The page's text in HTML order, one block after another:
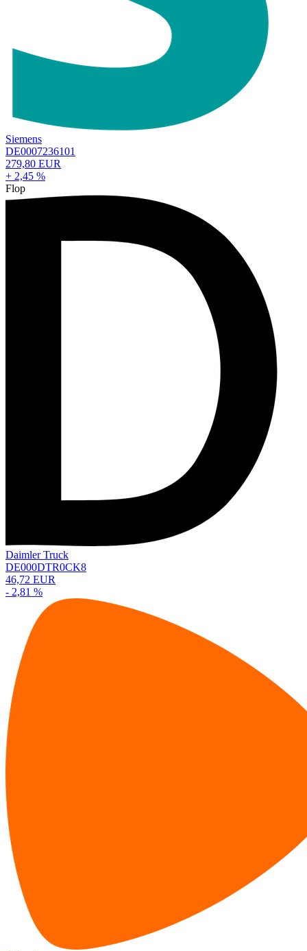
Siemens
DE0007236101
279,80 EUR
+ 2,45 %
Flop
Daimler Truck
DE000DTR0CK8
46,72 EUR
- 2,81 %